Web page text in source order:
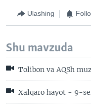
Ulashing
Shu mavzuda
Tolibon va AQSh
Xalqaro hayot - 9-